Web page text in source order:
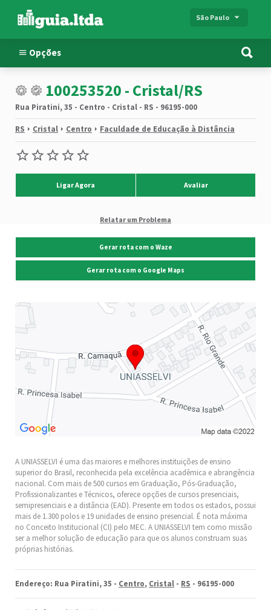
São Paulo
Opções
100253520 - Cristal/RS
Rua Piratini, 35 - Centro - Cristal - RS - 96195-000
RS Cristal Centro Faculdade de Educação à Distância
Ligar Agora Avaliar
Relatar um Problema
A UNIASSELVI é uma das maiores e melhores instituições de ensino
superior do Brasil, reconhecida pela excelência acadêmica e abrangência
nacional. Com mais de 500 cursos em Graduação, Pós-Graduação,
Profissionalizantes e Técnicos, oferece opções de cursos presenciais,
semipresenciais e a distância (EAD). Presente em todos os estados, possui
mais de 1.300 polos e 19 unidades de ensino presencial. É nota máxima
no Conceito Institucional (CI) pelo MEC. A UNIASSELVI tem como missão
ser a melhor solução de educação para que os alunos construam suas
próprias histórias.
Endereço: Rua Piratini, 35 - Centro, Cristal - RS - 96195-000
Gerar rota com o Waze
Gerar rota com o Google Maps